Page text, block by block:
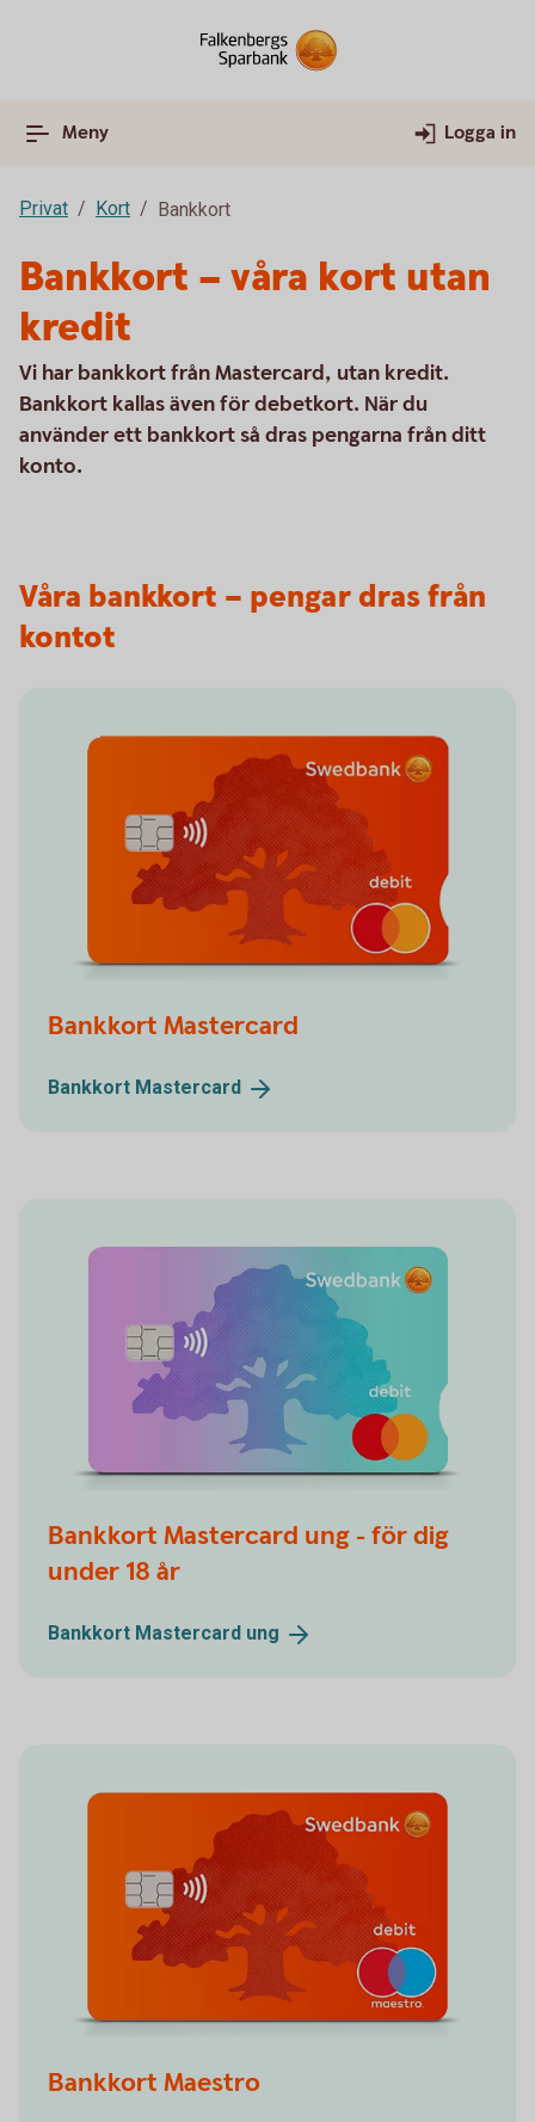
Meny Logga in
Privat Kort Bankkort
Bankkort – våra kort utan
kredit
Vi har bankkort från Mastercard, utan kredit.
Bankkort kallas även för debetkort. När du
använder ett bankkort så dras pengarna från ditt
konto.
Våra bankkort – pengar dras från
kontot
Bankkort Mastercard
Bankkort Mastercard
Bankkort Mastercard ung - för dig
under 18 år
Bankkort Mastercard ung
Bankkort Maestro